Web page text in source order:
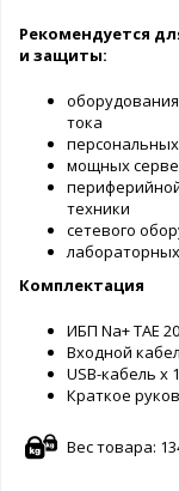
Рекомендуется
и защиты:
тока
мощных
техники
сетевого
Комплектация
ИБП Na+ TAE
Входной
USB-кабель х
Краткое
Вес товара: